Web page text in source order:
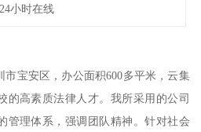
小时在线
市宝安区，办公面积600多平米，云集
的高素质法律人才。我所采用的公司
管理体系，强调团队精神。针对社会